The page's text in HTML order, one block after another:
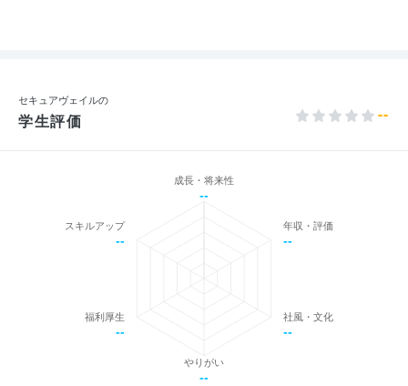
セキュアヴェイルの
学生評価 --
成長・将来性
--
年収・評価
--
社風・文化
--
やりがい
--
福利厚生
--
スキルアップ
--